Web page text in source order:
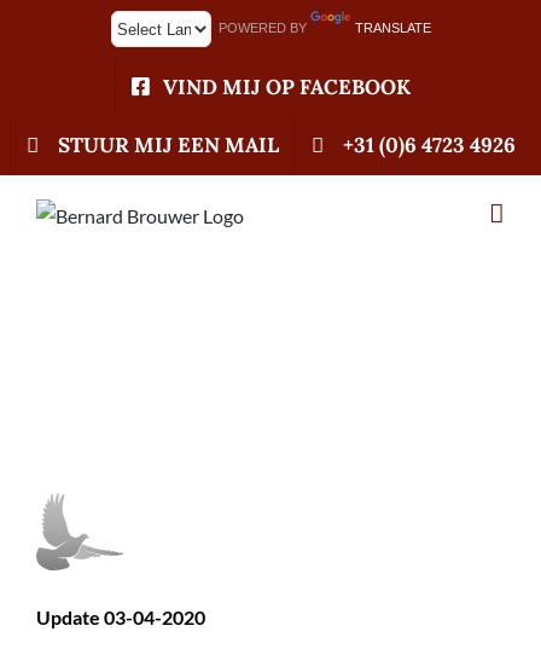
POWERED BY TRANSLATE
VIND MIJ OP FACEBOOK
STUUR MIJ EEN MAIL +31 (0)6 4723 4926
Update 03-04-2020